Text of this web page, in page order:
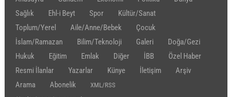
Sağlık
Ehl-i Beyt Spor
Kültür/Sanat
Toplum/Yerel
Aile/Anne/Bebek
Çocuk
İslam/Ramazan
Bilim/Teknoloji Galeri
Doğa/Gezi
Hukuk
Eğitim Emlak Diğer İBB
Özel Haber
Resmi İlanlar
Yazarlar Künye İletişim
Arşiv
Arama
Abonelik
XML/RSS